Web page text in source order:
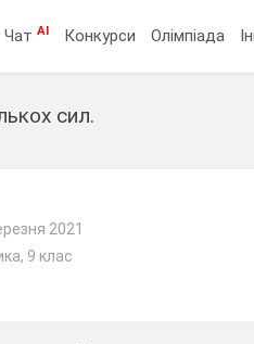
ЧатAI Конкурси Олімпіада
сил.
2021
9 клас